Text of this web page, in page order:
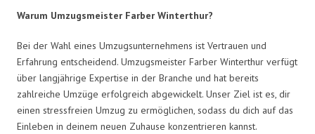
Warum Umzugsmeister Farber Winterthur?
Bei der Wahl eines Umzugsunternehmens ist Vertrauen und
Erfahrung entscheidend. Umzugsmeister Farber Winterthur verfügt
über langjährige Expertise in der Branche und hat bereits
zahlreiche Umzüge erfolgreich abgewickelt. Unser Ziel ist es, dir
einen stressfreien Umzug zu ermöglichen, sodass du dich auf das
Einleben in deinem neuen Zuhause konzentrieren kannst.